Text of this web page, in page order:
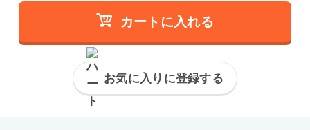
カートに入れる
お気に入りに登録する